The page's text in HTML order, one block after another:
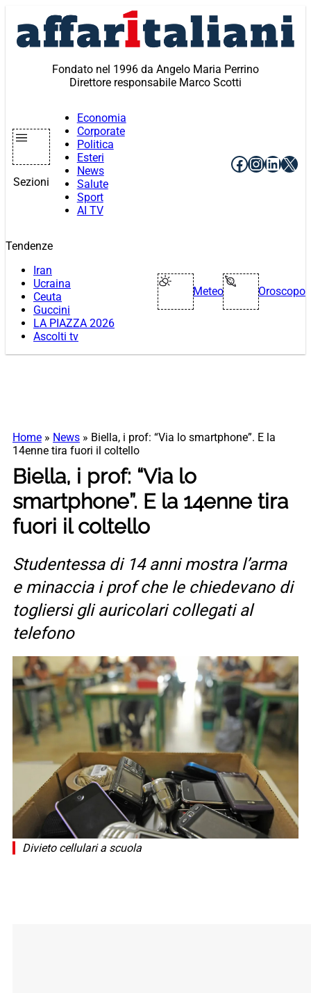
contenuto
Fondato nel 1996 da Angelo Maria Perrino
Direttore responsabile Marco Scotti
Sezioni
Economia
Corporate
Politica
Esteri
News
Salute
Sport
AI TV
Facebook
X
Tendenze
Iran
Ucraina
Ceuta
Guccini
LA PIAZZA 2026
Ascolti tv
Meteo Oroscopo
Home » News » Biella, i prof: “Via lo smartphone”. E la
14enne tira fuori il coltello
Biella, i prof: “Via lo
smartphone”. E la 14enne tira
fuori il coltello
Studentessa di 14 anni mostra l’arma
e minaccia i prof che le chiedevano di
togliersi gli auricolari collegati al
telefono
Divieto cellulari a scuola